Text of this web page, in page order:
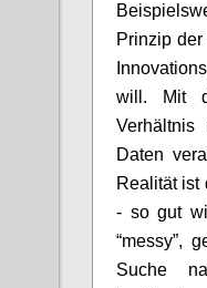
Prinzip
will. Mit
Verhältnis
Daten
Realität ist
- so gut
“messy”,
Suche